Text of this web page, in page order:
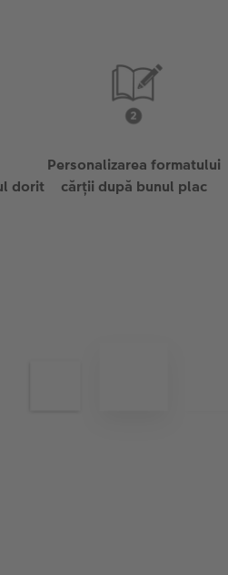
dorit
Personalizarea formatului
cărții după bunul plac